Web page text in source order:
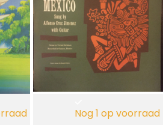
Nog 1 op voorraad